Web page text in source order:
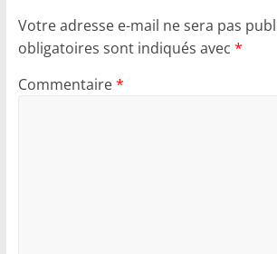
Votre adresse e-mail ne sera pas
obligatoires sont indiqués avec *
Commentaire*